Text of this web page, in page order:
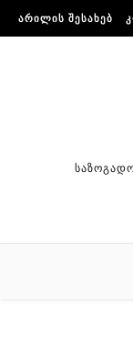
Skip to content
ᲐᲠᲘᲚᲘᲡ ᲨᲔᲡᲐᲮᲔᲑ